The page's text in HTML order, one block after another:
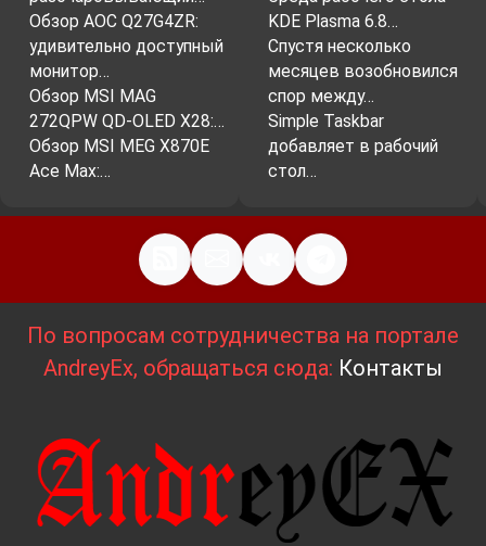
Обзор AOC Q27G4ZR:
удивительно доступный
монитор…
Обзор MSI MAG
272QPW QD-OLED X28:…
Обзор MSI MEG X870E
Ace Max:…
KDE Plasma 6.8…
Спустя несколько
месяцев возобновился
спор между…
Simple Taskbar
добавляет в рабочий
стол…
По вопросам сотрудничества на портале
AndreyEx, обращаться сюда: Контакты